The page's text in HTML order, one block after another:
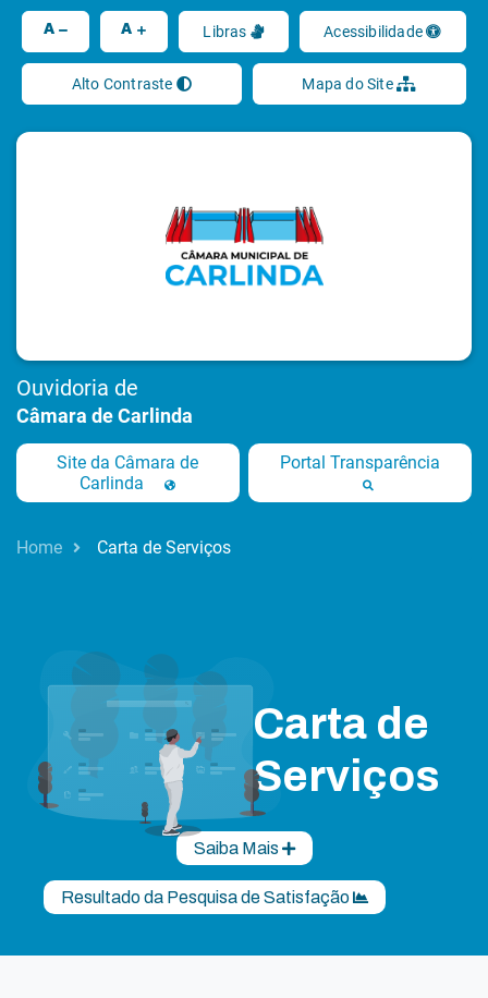
A A Libras Acessibilidade
Alto Contraste Mapa do Site
Ouvidoria de
Câmara de Carlinda
Site da Câmara de
Carlinda
Portal Transparência
Home Carta de Serviços
Carta de
Serviços
Saiba Mais
Resultado da Pesquisa de Satisfação